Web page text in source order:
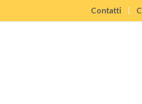
Contatti